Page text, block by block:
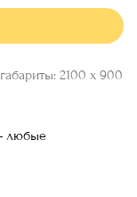
2100 х 900
любые